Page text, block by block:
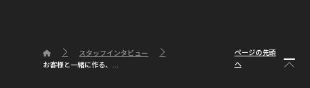
スタッフインタビュー
お客様と一緒に作る、...
ページの先頭
へ